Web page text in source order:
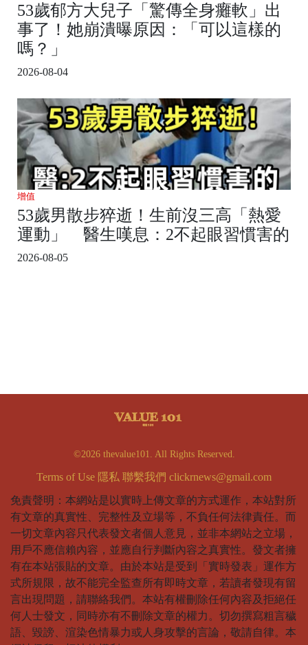
53歲郁方大兒子「驚傳全身癱軟」出
事了！她崩潰曝原因：「可以這樣的
嗎？」
2026-08-04
增值
53歲男散步猝逝！生前沒三高「熱愛
運動」 醫生嘆息：2不起眼習慣害的
2026-08-05
©2026 thevalue101. All Rights Reserved.
Terms of Use 隱私 聯繫我們 clickrnews@gmail.com
免責聲明：本網站是以實時上傳文章的方式運作，本站對所
有文章的真實性、完整性及立場等，不負任何法律責任。而
一切文章內容只代表發文者個人意見，並非本網站之立場，
用戶不應信賴內容，並應自行判斷內容之真實性。發文者擁
有在本站張貼的文章。由於本站是受到「實時發表」運作方
式所規限，故不能完全監查所有即時文章，若讀者發現有留
言出現問題，請聯絡我們。本站有權刪除任何內容及拒絕任
何人士發文，同時亦有不刪除文章的權力。切勿撰寫粗言穢
語、毀謗、渲染色情暴力或人身攻擊的言論，敬請自律。本